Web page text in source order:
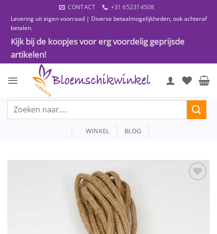
naar
inhoud
CONTACT
+31 652314508
Levering uit eigen voorraad | Diverse betaalmogelijkheden, ook achteraf
betalen.
Kijk bij de koopjes voor erg voordelig geprijsde
artikelen!
Zoeken
WINKEL BLOG